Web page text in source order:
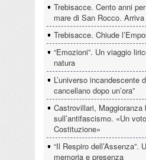
Trebisacce. Cento anni
mare di San Rocco.
Trebisacce. Chiude
“Emozioni”. Un viaggio
natura
L’universo incandescente
cancellano dopo un’ora”
Castrovillari, Maggioranza
sull’antifascismo. «Un
Costituzione»
“Il Respiro dell’Assenza”.
memoria e presenza